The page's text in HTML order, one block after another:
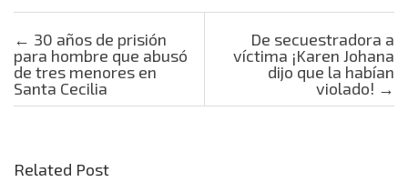
Post navigation
← 30 años de prisión
para hombre que abusó
de tres menores en
Santa Cecilia
De secuestradora a
víctima ¡Karen Johana
dijo que la habían
violado! →
Related Post